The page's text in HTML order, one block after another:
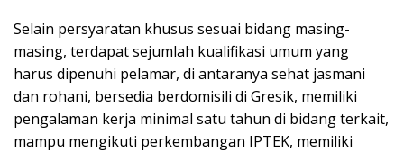
Selain persyaratan khusus sesuai bidang masing-
masing, terdapat sejumlah kualifikasi umum yang
harus dipenuhi pelamar, di antaranya sehat jasmani
dan rohani, bersedia berdomisili di Gresik, memiliki
pengalaman kerja minimal satu tahun di bidang terkait,
mampu mengikuti perkembangan IPTEK, memiliki